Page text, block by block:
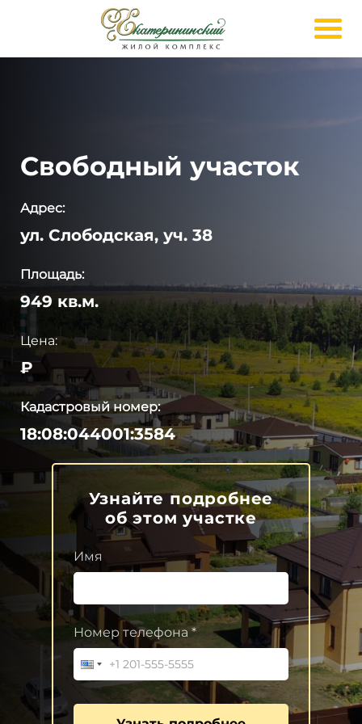
Свободный участок
Адрес:
ул. Слободская, уч. 38
Площадь:
949 кв.м.
Цена:
₽
Кадастровый номер:
18:08:044001:3584
Узнайте подробнее
об этом участке
Имя
Номер телефона *